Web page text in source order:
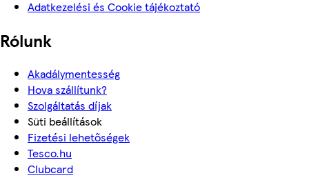
Adatkezelési és Cookie tájékoztató
Rólunk
Akadálymentesség
Hova szállítunk?
Szolgáltatás díjak
Süti beállítások
Fizetési lehetőségek
Tesco.hu
Clubcard